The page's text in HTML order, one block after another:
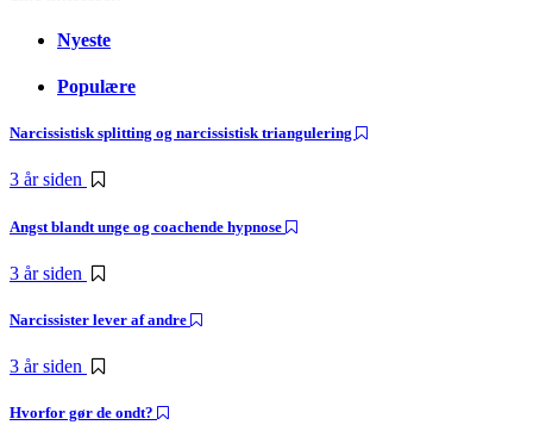
Nyeste
Populære
Narcissistisk splitting og narcissistisk triangulering
3 år siden
Angst blandt unge og coachende hypnose
3 år siden
Narcissister lever af andre
3 år siden
Hvorfor gør de ondt?